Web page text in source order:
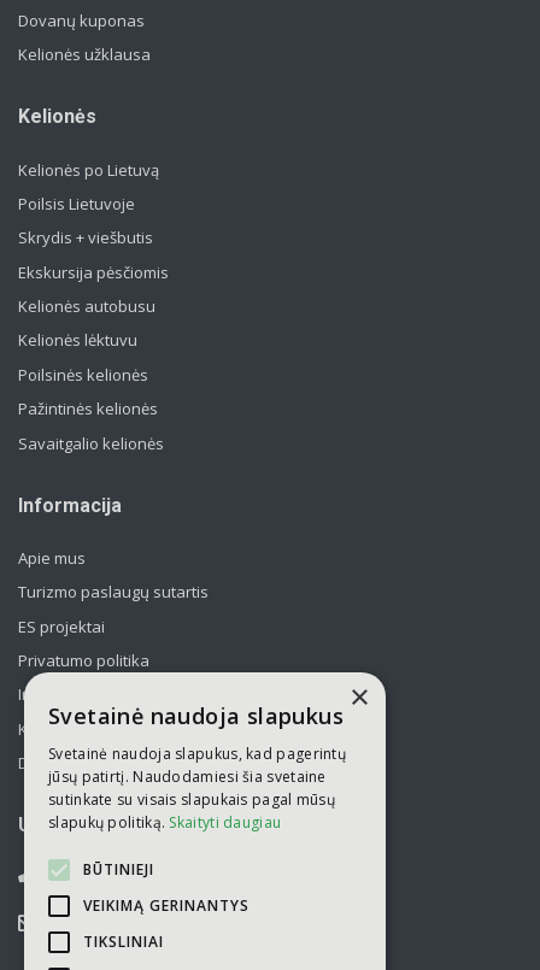
Dovanų kuponas
Kelionės užklausa
Kelionės
Kelionės po Lietuvą
Poilsis Lietuvoje
Skrydis + viešbutis
Ekskursija pėsčiomis
Kelionės autobusu
Kelionės lėktuvu
Poilsinės kelionės
Pažintinės kelionės
Savaitgalio kelionės
Informacija
Apie mus
Turizmo paslaugų sutartis
ES projektai
Privatumo politika
Informavimas apie asmens duomenų tvarkymą
Kelionės kolektyvams po Lietuvą
Draudimas
UAB „Kelionių laikas“
052751446
info@kelioniulaikas.lt
×
Svetainė naudoja slapukus
Svetainė naudoja slapukus, kad pagerintų
jūsų patirtį. Naudodamiesi šia svetaine
sutinkate su visais slapukais pagal mūsų
slapukų politiką. Skaityti daugiau
BŪTINIEJI
VEIKIMĄ GERINANTYS
TIKSLINIAI